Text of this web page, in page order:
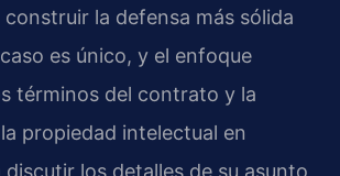
la defensa más sólida
es único, y el enfoque
términos del contrato y la
propiedad intelectual en
los detalles de su asunto,